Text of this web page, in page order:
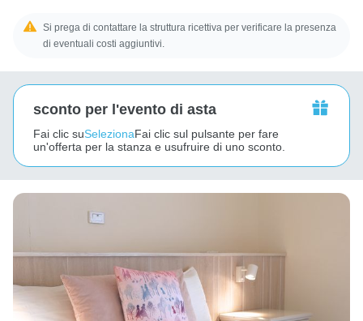
Si prega di contattare la struttura ricettiva per verificare la presenza
di eventuali costi aggiuntivi.
sconto per l'evento di asta
Fai clic suSelezionaFai clic sul pulsante per fare
un'offerta per la stanza e usufruire di uno sconto.